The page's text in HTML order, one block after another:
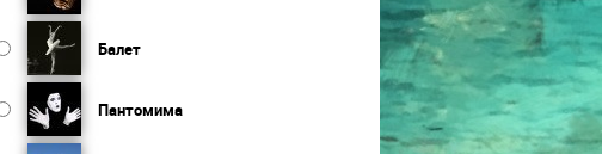
Балет
Пантомима